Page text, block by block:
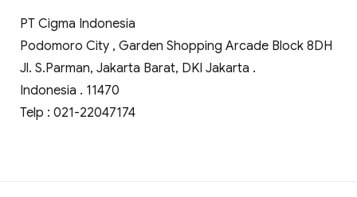
PT Cigma Indonesia
Podomoro City , Garden Shopping Arcade Block 8DH
Jl. S.Parman, Jakarta Barat, DKI Jakarta .
Indonesia . 11470
Telp : 021-22047174